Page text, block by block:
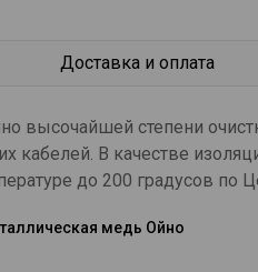
Доставка и оплата
степени
кабелей. В качестве
до 200 градусов по
медь Ойно